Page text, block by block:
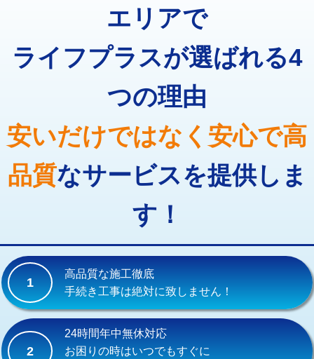
コンクリート斫り（厚さ10㎝まで） 27,500円
モルタル補修（厚さ10㎝まで） 27,500円
モルタル補修（厚さ10㎝超え） 38,500円
16,500円
廃棄・処分 現場見積
8,800円
止水・漏水調査・防水処理・清掃・修
11,000円
止水・漏水調査・防水処理・清掃・修
22,000円
止水・漏水調査・防水処理・清掃・修
理・調整・分解・加工など（重作業）
33,000円
その他部品の脱着 8,800円～
交換・取付(単水栓（壁付・デッキ
式）)
13,200円+材料費
交換・取付(混合水栓（壁付・デッキ
式・ワンホール）)
16,500円+材料費
交換・取付(排水栓・排水トラップ
（P/S/ポップアップ））
エリアで
ライフプラスが選ばれる4
つの理由
安いだけではなく安心で高
品質なサービスを提供しま
す！
1
高品質な施工徹底
手続き工事は絶対に致しません！
2
24時間年中無休対応
お困りの時はいつでもすぐに